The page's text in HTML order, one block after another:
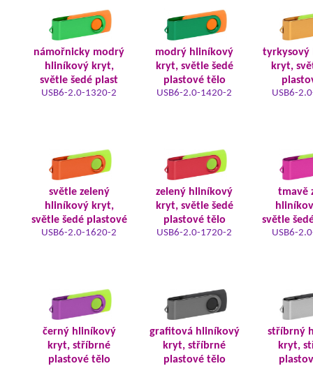
námořnicky modrý
hliníkový kryt,
světle šedé plast
USB6-2.0-1320-2
modrý hliníkový
kryt, světle šedé
plastové tělo
USB6-2.0-1420-2
tyrkysový
kryt,
USB6-
světle zelený
hliníkový kryt,
světle šedé plastové
USB6-2.0-1620-2
zelený hliníkový
kryt, světle šedé
plastové tělo
USB6-2.0-1720-2
tmavě
světle
USB6-
černý hliníkový
kryt, stříbrné
plastové tělo
grafitová hliníkový
kryt, stříbrné
plastové tělo
stříbrný
kryt,